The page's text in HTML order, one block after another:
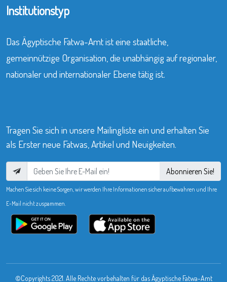
Institutionstyp
Das Ägyptische Fatwa-Amt ist eine staatliche,
gemeinnützige Organisation, die unabhängig auf regionaler,
nationaler und internationaler Ebene tätig ist.
Tragen Sie sich in unsere Mailingliste ein und erhalten Sie
als Erster neue Fatwas, Artikel und Neuigkeiten.
Abonnieren Sie!
Machen Sie sich keine Sorgen, wir werden Ihre Informationen sicher aufbewahren und Ihre
E-Mail nicht zuspammen.
©Copyrights 2021. Alle Rechte vorbehalten für das Ägyptische Fatwa-Amt